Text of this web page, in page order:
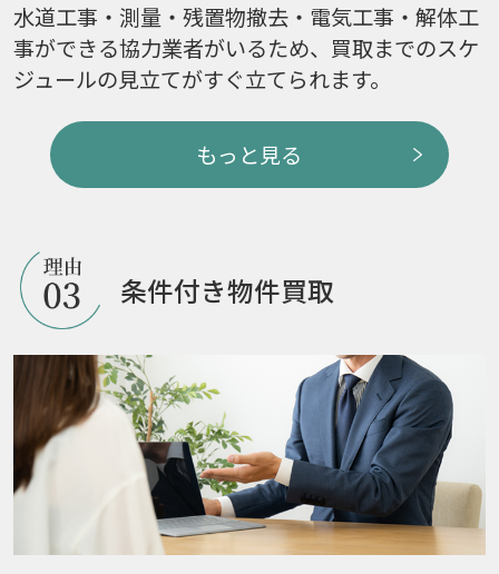
水道工事・測量・残置物撤去・電気工事・解体工
事ができる協力業者がいるため、買取までのスケ
ジュールの見立てがすぐ立てられます。
もっと見る
条件付き物件買取